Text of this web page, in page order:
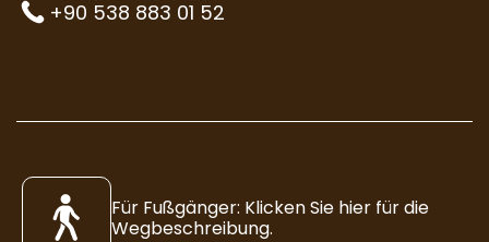
+90 538 883 01 52
Für Fußgänger: Klicken Sie hier für die
Wegbeschreibung.